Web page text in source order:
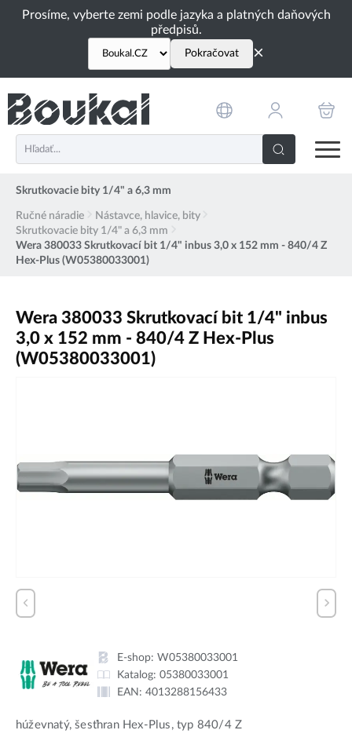
Prosíme, vyberte zemi podle jazyka a platných daňových
předpisů.
Pokračovat ×
Skrutkovacie bity 1/4" a 6,3 mm
Ručné náradie
Nástavce, hlavice, bity
Skrutkovacie bity 1/4" a 6,3 mm
Wera 380033 Skrutkovací bit 1/4" inbus 3,0 x 152 mm - 840/4 Z
Hex-Plus (W05380033001)
Wera 380033 Skrutkovací bit 1/4" inbus
3,0 x 152 mm - 840/4 Z Hex-Plus
(W05380033001)
E-shop: W05380033001
Katalog: 05380033001
EAN: 4013288156433
húževnatý, šesťhran Hex-Plus, typ 840/4 Z